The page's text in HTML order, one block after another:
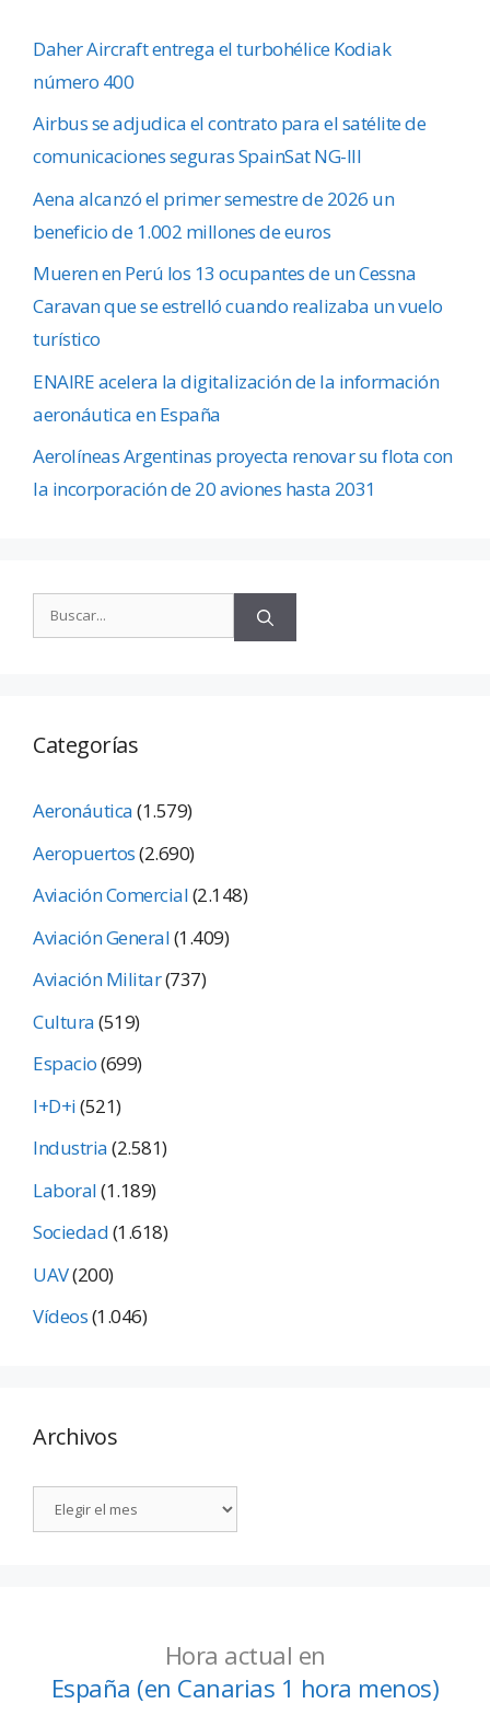
Daher Aircraft entrega el turbohélice Kodiak
número 400
Airbus se adjudica el contrato para el satélite de
comunicaciones seguras SpainSat NG-III
Aena alcanzó el primer semestre de 2026 un
beneficio de 1.002 millones de euros
Mueren en Perú los 13 ocupantes de un Cessna
Caravan que se estrelló cuando realizaba un vuelo
turístico
ENAIRE acelera la digitalización de la información
aeronáutica en España
Aerolíneas Argentinas proyecta renovar su flota con
la incorporación de 20 aviones hasta 2031
Categorías
Aeronáutica(1.579)
Aeropuertos(2.690)
Aviación Comercial(2.148)
Aviación General(1.409)
Aviación Militar(737)
Cultura(519)
Espacio(699)
I+D+i(521)
Industria(2.581)
Laboral(1.189)
Sociedad(1.618)
UAV(200)
Vídeos(1.046)
Archivos
Hora actual en
España (en Canarias 1 hora menos)